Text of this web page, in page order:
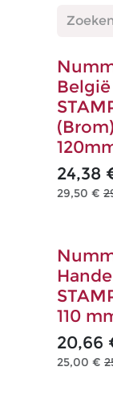
24,38
29,50 €
110
20,66
25,00 €